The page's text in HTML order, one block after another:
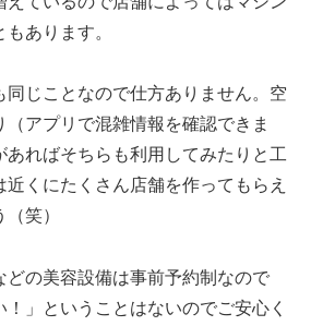
あります。
同じことなので仕方ありません。空
アプリで混雑情報を確認できま
ればそちらも利用してみたりと工
くにたくさん店舗を作ってもらえ
笑）
どの美容設備は事前予約制なので
！」ということはないのでご安心く